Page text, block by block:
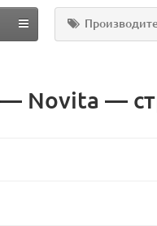
Novita —